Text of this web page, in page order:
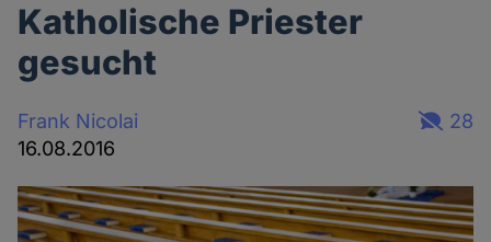
Katholische Priester
gesucht
Frank Nicolai
16.08.2016
28